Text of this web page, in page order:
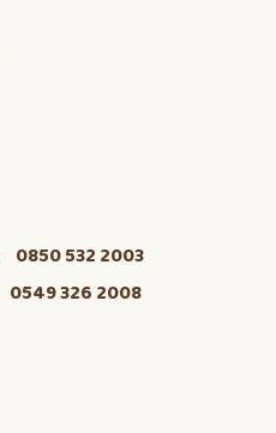
0850 532 2003
0549 326 2008